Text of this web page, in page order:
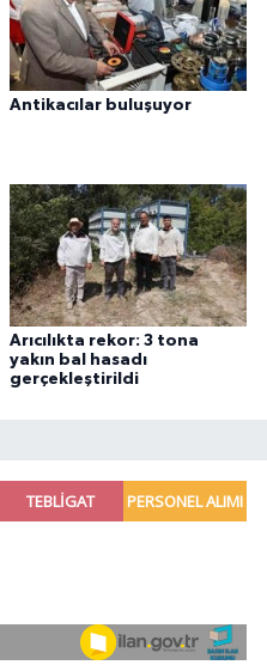
Antikacılar buluşuyor
Arıcılıkta rekor: 3 tona
yakın bal hasadı
gerçekleştirildi